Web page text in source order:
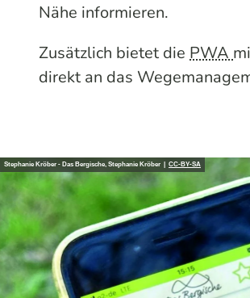
Nähe informieren.
Zusätzlich bietet die PWA
direkt an das
Stephanie Kröber - Das Bergische, Stephanie Kröber | CC-BY-SA